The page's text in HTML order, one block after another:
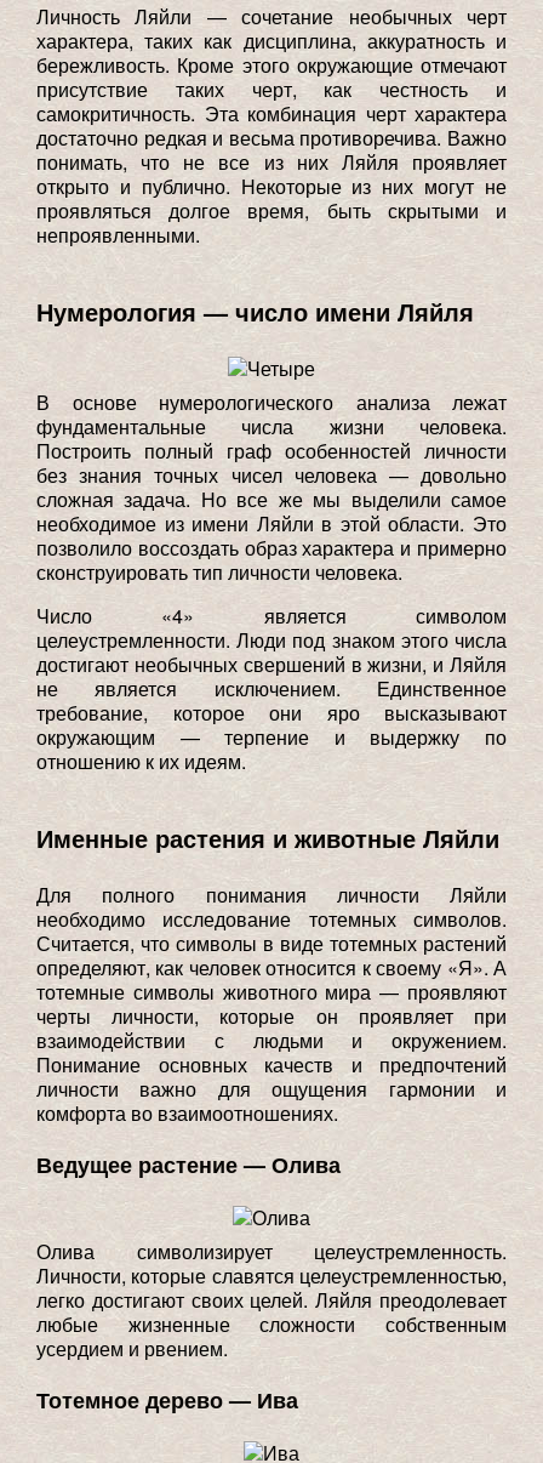
Личность Ляйли — сочетание необычных черт
характера, таких как дисциплина, аккуратность и
бережливость. Кроме этого окружающие отмечают
присутствие таких черт, как честность и
самокритичность. Эта комбинация черт характера
достаточно редкая и весьма противоречива. Важно
понимать, что не все из них Ляйля проявляет
открыто и публично. Некоторые из них могут не
проявляться долгое время, быть скрытыми и
непроявленными.
Нумерология — число имени Ляйля
В основе нумерологического анализа лежат
фундаментальные числа жизни человека.
Построить полный граф особенностей личности
без знания точных чисел человека — довольно
сложная задача. Но все же мы выделили самое
необходимое из имени Ляйли в этой области. Это
позволило воссоздать образ характера и примерно
сконструировать тип личности человека.
Число «4» является символом
целеустремленности. Люди под знаком этого числа
достигают необычных свершений в жизни, и Ляйля
не является исключением. Единственное
требование, которое они яро высказывают
окружающим — терпение и выдержку по
отношению к их идеям.
Именные растения и животные Ляйли
Для полного понимания личности Ляйли
необходимо исследование тотемных символов.
Считается, что символы в виде тотемных растений
определяют, как человек относится к своему «Я». А
тотемные символы животного мира — проявляют
черты личности, которые он проявляет при
взаимодействии с людьми и окружением.
Понимание основных качеств и предпочтений
личности важно для ощущения гармонии и
комфорта во взаимоотношениях.
Ведущее растение — Олива
Олива символизирует целеустремленность.
Личности, которые славятся целеустремленностью,
легко достигают своих целей. Ляйля преодолевает
любые жизненные сложности собственным
усердием и рвением.
Тотемное дерево — Ива